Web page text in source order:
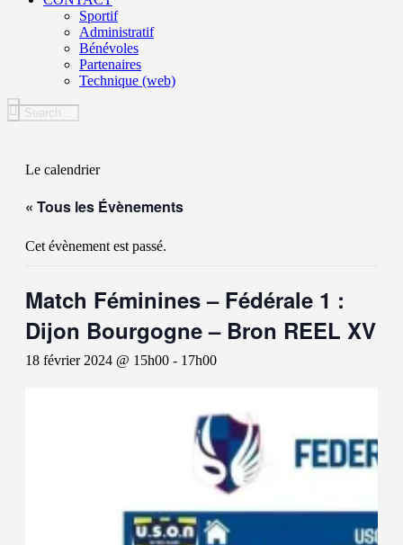
Sportif
Administratif
Bénévoles
Partenaires
Technique (web)
Le calendrier
« Tous les Évènements
Cet évènement est passé.
Match Féminines – Fédérale 1 :
Dijon Bourgogne – Bron REEL XV
18 février 2024 @ 15h00 - 17h00